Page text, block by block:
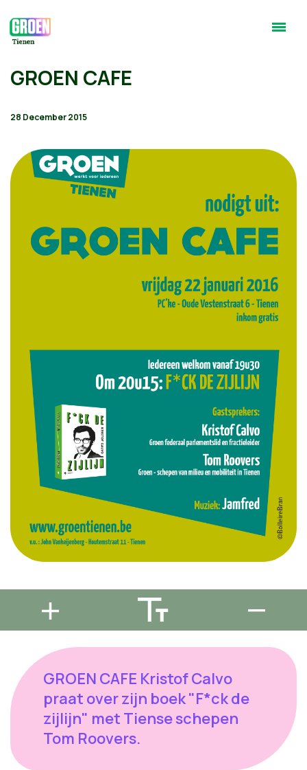
GROEN CAFE
28 December 2015
GROEN CAFE Kristof Calvo
praat over zijn boek "F*ck de
zijlijn" met Tiense schepen
Tom Roovers.